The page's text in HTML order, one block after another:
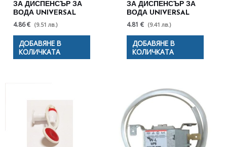
ЗА ДИСПЕНСЪР ЗА
ВОДА UNIVERSAL
4.86 € (9.51 лв.)
ДОБАВЯНЕ В
КОЛИЧКАТА
ЗА ДИСПЕНСЪР ЗА
ВОДА UNIVERSAL
4.81 € (9.41 лв.)
ДОБАВЯНЕ В
КОЛИЧКАТА